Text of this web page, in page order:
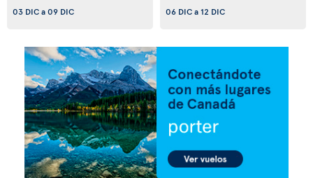
03 DICa09 DIC
06 DICa 12 DIC